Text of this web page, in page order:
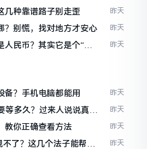
种靠谱路子别走歪 昨天
别慌，找对地方才安心 昨天
民币？其实它是个“多
昨天
？手机电脑都能用 昨天
多久？过来人说说真实
昨天
教你正确查看方法 昨天
了？这几个法子能帮你
昨天